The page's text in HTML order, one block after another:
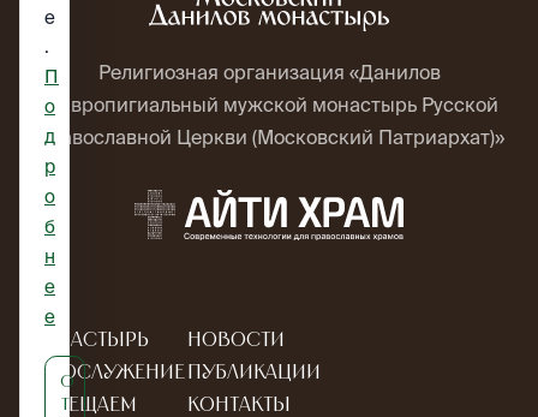
Религиозная организация «Данилов
ставропигиальный мужской монастырь Русской
Православной Церкви (Московский Патриархат)»
Монастырь
Богослужение
Посещаем
Новости
Публикации
Контакты
e
.
П
о
д
р
о
б
н
е
е
О
т